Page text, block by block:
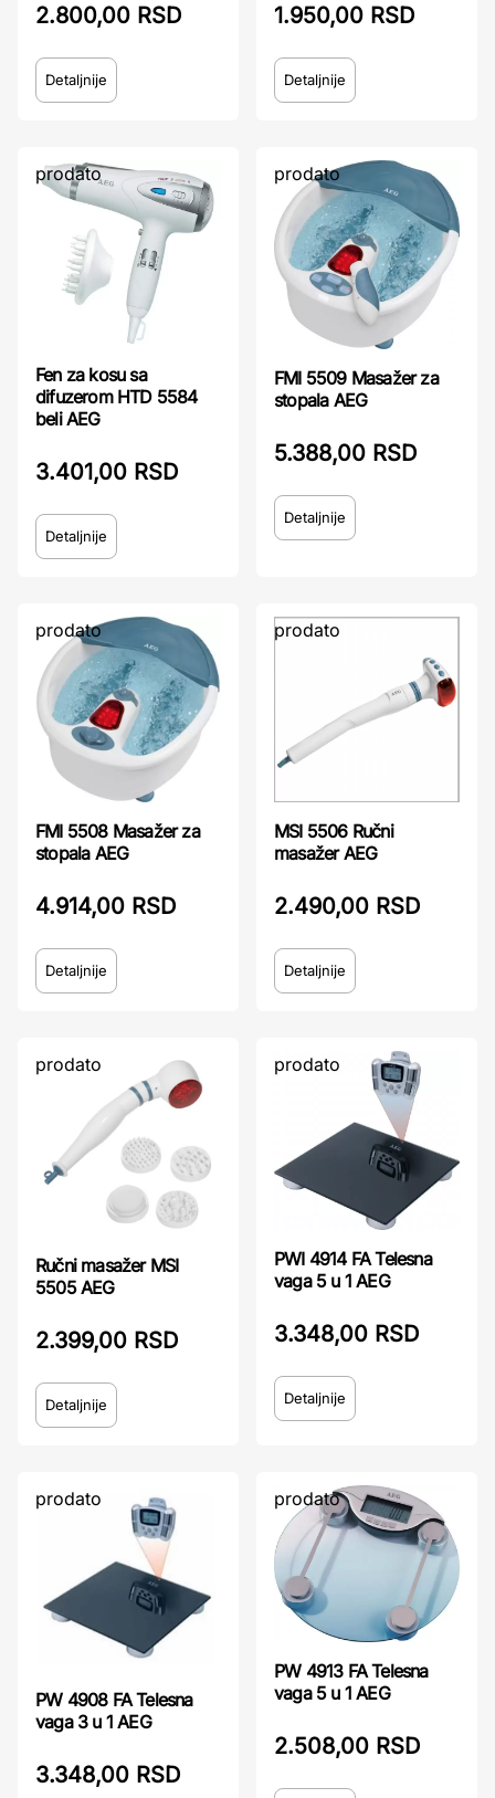
2.800,00 RSD
Detaljnije
1.950,00 RSD
Detaljnije
prodato
Fen za kosu sa
difuzerom HTD 5584
beli AEG
3.401,00 RSD
Detaljnije
prodato
FMI 5509 Masažer za
stopala AEG
5.388,00 RSD
Detaljnije
prodato
FMI 5508 Masažer za
stopala AEG
4.914,00 RSD
Detaljnije
prodato
MSI 5506 Ručni
masažer AEG
2.490,00 RSD
Detaljnije
prodato
Ručni masažer MSI
5505 AEG
2.399,00 RSD
Detaljnije
prodato
PWI 4914 FA Telesna
vaga 5 u 1 AEG
3.348,00 RSD
Detaljnije
prodato
PW 4908 FA Telesna
vaga 3 u 1 AEG
3.348,00 RSD
prodato
PW 4913 FA Telesna
vaga 5 u 1 AEG
2.508,00 RSD